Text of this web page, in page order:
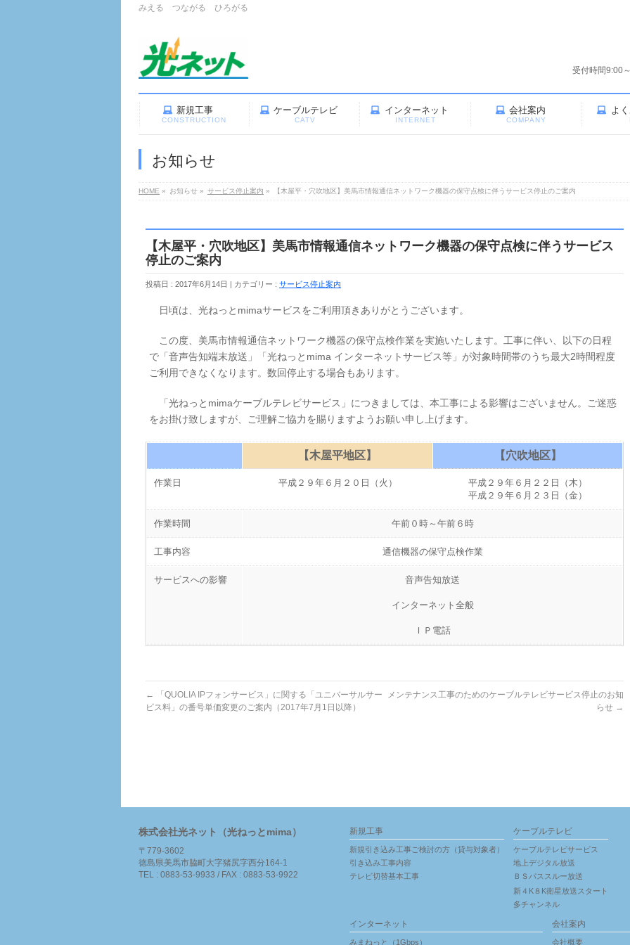
みえる つながる ひろがる
受付時間9:00
新規工事
CONSTRUCTION
ケーブルテレビ
CATV
インターネット
INTERNET
会社案内
COMPANY
よ
お知らせ
HOME » お知らせ » サービス停止案内 » 【木屋平・穴吹地区】美馬市情報通信ネットワーク機器の保守点検に伴うサービス停止のご案内
【木屋平・穴吹地区】美馬市情報通信ネットワーク機器の保守点検に伴うサービス
停止のご案内
投稿日 : 2017年6月14日 カテゴリー : サービス停止案内
日頃は、光ねっとmimaサービスをご利用頂きありがとうございます。
この度、美馬市情報通信ネットワーク機器の保守点検作業を実施いたします。工事に伴い、以下の日程
で「音声告知端末放送」「光ねっとmima インターネットサービス等」が対象時間帯のうち最大2時間程度
ご利用できなくなります。数回停止する場合もあります。
「光ねっとmimaケーブルテレビサービス」につきましては、本工事による影響はございません。ご迷惑
をお掛け致しますが、ご理解ご協力を賜りますようお願い申し上げます。
【木屋平地区】 【穴吹地区】
作業日 平成２９年６月２０日（火）
平成２９年６月２２日（木）
平成２９年６月２３日（金）
作業時間 午前０時～午前６時
工事内容 通信機器の保守点検作業
サービスへの影響 音声告知放送
インターネット全般
ＩＰ電話
←
「QUOLIA IPフォンサービス」に関する「ユニバーサルサー
ビス料」の番号単価変更のご案内（2017年7月1日以降）
メンテナンス工事のためのケーブルテレビサービス停止のお知
らせ →
株式会社光ネット（光ねっとmima）
〒779-3602
徳島県美馬市脇町大字猪尻字西分164-1
TEL : 0883-53-9933 / FAX : 0883-53-9922
新規工事
新規引き込み工事ご検討の方（貸与対象者）
引き込み工事内容
テレビ切替基本工事
ケーブルテレビ
ケーブルテレビサービス
地上デジタル放送
ＢＳパススルー放送
新４K８K衛星放送スタート
多チャンネル
インターネット
みまねっと（1Gbps）
会社案内
会社概要